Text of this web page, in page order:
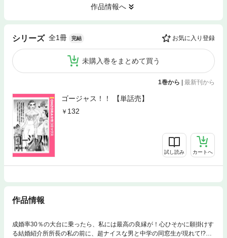
作品情報へ
シリーズ 全1冊 完結 お気に入り登録
未購入巻をまとめて買う
1巻から 最新刊から
ゴージャス！！ 【単話売】
132
試し読み カートへ
作品情報
成婚率30％の大台に乗ったら、私には最高の良縁が！心ひそかに願掛けす
る結婚紹介所所長の私の前に、超ナイスな男と中学の同窓生が現れて!?※